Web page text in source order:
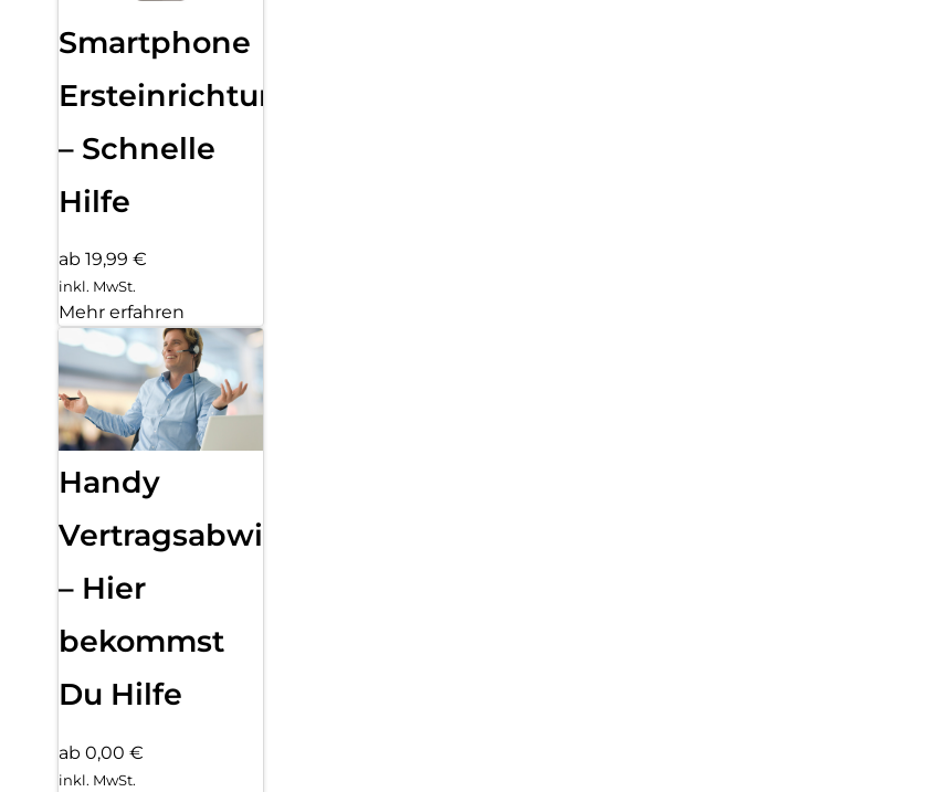
Smartphone
Ersteinrichtung
– Schnelle
Hilfe
ab 19,99 €
inkl. MwSt.
Mehr erfahren
Handy
Vertragsabwicklung
– Hier
bekommst
Du Hilfe
ab 0,00 €
inkl. MwSt.